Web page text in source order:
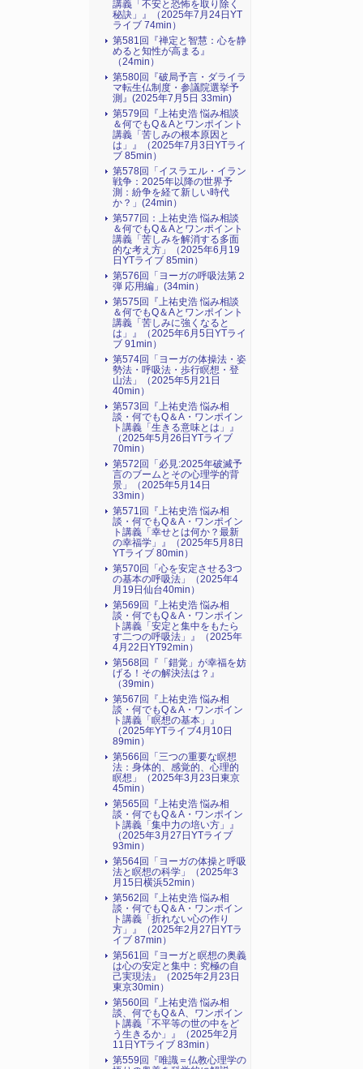
講義「不安と恐怖を取り除く
秘訣」』（2025年7月24日YT
ライブ 74min）
第581回『禅定と智慧：心を静
めると知性が高まる』
（24min）
第580回『破局予言・ダライラ
マ転生仏制度・参議院選挙予
測』(2025年7月5日 33min)
第579回『上祐史浩 悩み相談
＆何でもQ＆Aとワンポイント
講義「苦しみの根本原因と
は」』（2025年7月3日YTライ
ブ 85min）
第578回「イスラエル・イラン
戦争：2025年以降の世界予
測：紛争を経て新しい時代
か？」(24min）
第577回：上祐史浩 悩み相談
＆何でもQ＆Aとワンポイント
講義「苦しみを解消する多面
的な考え方」（2025年6月19
日YTライブ 85min）
第576回「ヨーガの呼吸法第２
弾 応用編」(34min）
第575回『上祐史浩 悩み相談
＆何でもQ＆Aとワンポイント
講義「苦しみに強くなると
は」』（2025年6月5日YTライ
ブ 91min）
第574回「ヨーガの体操法・姿
勢法・呼吸法・歩行瞑想・登
山法」（2025年5月21日
40min）
第573回『上祐史浩 悩み相
談・何でもQ＆A・ワンポイン
ト講義「生きる意味とは」』
（2025年5月26日YTライブ
70min）
第572回「必見:2025年破滅予
言のブームとその心理学的背
景」（2025年5月14日
33min）
第571回『上祐史浩 悩み相
談・何でもQ＆A・ワンポイン
ト講義「幸せとは何か？最新
の幸福学」』（2025年5月8日
YTライブ 80min）
第570回「心を安定させる3つ
の基本の呼吸法」（2025年4
月19日仙台40min）
第569回『上祐史浩 悩み相
談・何でもQ＆A・ワンポイン
ト講義「安定と集中をもたら
す二つの呼吸法」』（2025年
4月22日YT92min）
第568回『「錯覚」が幸福を妨
げる！その解決法は？』
（39min）
第567回『上祐史浩 悩み相
談・何でもQ＆A・ワンポイン
ト講義「瞑想の基本」』
（2025年YTライブ4月10日
89min）
第566回「三つの重要な瞑想
法：身体的、感覚的、心理的
瞑想」（2025年3月23日東京
45min）
第565回『上祐史浩 悩み相
談・何でもQ＆A・ワンポイン
ト講義「集中力の培い方」』
（2025年3月27日YTライブ
93min）
第564回「ヨーガの体操と呼吸
法と瞑想の科学」（2025年3
月15日横浜52min）
第562回『上祐史浩 悩み相
談・何でもQ＆A・ワンポイン
ト講義「折れない心の作り
方」』（2025年2月27日YTラ
イブ 87min）
第561回『ヨーガと瞑想の奥義
は心の安定と集中：究極の自
己実現法』（2025年2月23日
東京30min）
第560回『上祐史浩 悩み相
談、何でもQ＆A、ワンポイン
ト講義「不平等の世の中をど
う生きるか」』（2025年2月
11日YTライブ 83min）
第559回『唯識＝仏教心理学の